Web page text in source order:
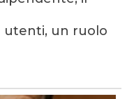
utenti, un ruolo